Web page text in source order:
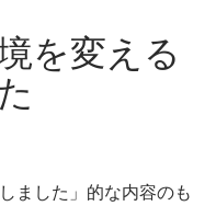
を変える
ました」的な内容のも